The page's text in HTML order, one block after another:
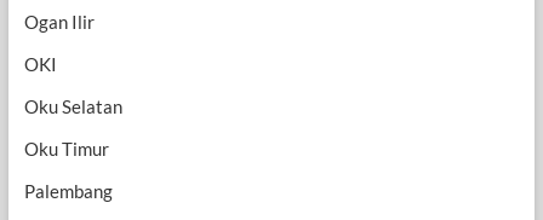
Ogan Ilir
OKI
Oku Selatan
Oku Timur
Palembang